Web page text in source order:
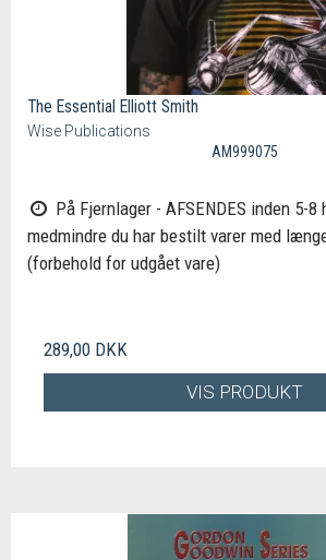
The Essential Elliott Smith
Wise Publications
AM999075
På Fjernlager - AFSENDES inden 5-8
medmindre du har bestilt varer med
(forbehold for udgået vare)
289,00 DKK
VIS PRODUKT